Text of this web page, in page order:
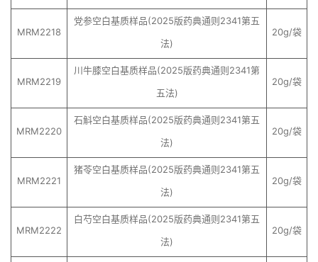
MRM2218
党参空白基质样品(2025版药典通则2341第五
法)
20g/袋
MRM2219
川牛膝空白基质样品(2025版药典通则2341第
五法)
20g/袋
MRM2220
石斛空白基质样品(2025版药典通则2341第五
法)
20g/袋
MRM2221
猪苓空白基质样品(2025版药典通则2341第五
法)
20g/袋
MRM2222
白芍空白基质样品(2025版药典通则2341第五
法)
20g/袋